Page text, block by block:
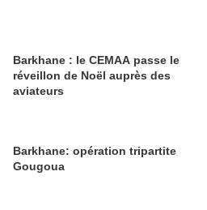
Barkhane : le CEMAA passe le
réveillon de Noël auprès des
aviateurs
Barkhane: opération tripartite
Gougoua